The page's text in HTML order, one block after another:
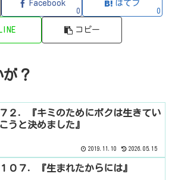
Facebook
0
はてブ
0
LINE コピー
？
７２．『キミのためにボクは生きてい
こうと決めました』
2019.11.10 2026.05.15
１０７．『生まれたからには』